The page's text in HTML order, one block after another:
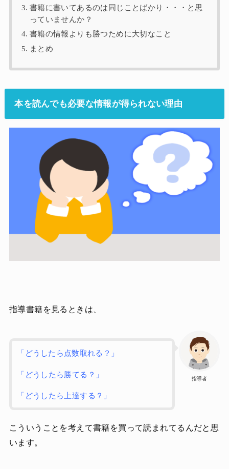
書籍に書いてあるのは同じことばかり・・・と思
っていませんか？
書籍の情報よりも勝つために大切なこと
まとめ
本を読んでも必要な情報が得られない理由
指導書籍を見るときは、
指導者
「どうしたら点数取れる？」
「どうしたら勝てる？」
「どうしたら上達する？」
こういうことを考えて書籍を買って読まれてるんだと思
います。